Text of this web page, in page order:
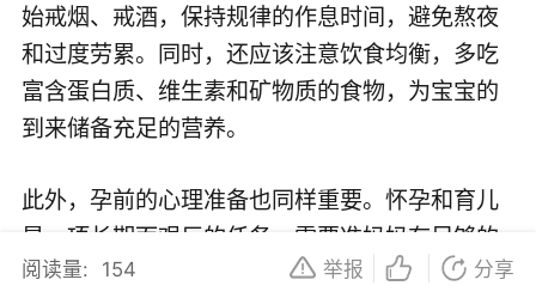
始戒烟、戒酒，保持规律的作息时间，避免熬夜
和过度劳累。同时，还应该注意饮食均衡，多吃
富含蛋白质、维生素和矿物质的食物，为宝宝的
到来储备充足的营养。
此外，孕前的心理准备也同样重要。怀孕和育儿
是一项长期而艰巨的任务，需要准妈妈有足够的
心理准备和承受能力。建议在孕前多与伴侣沟
阅读量: 154 举报 分享